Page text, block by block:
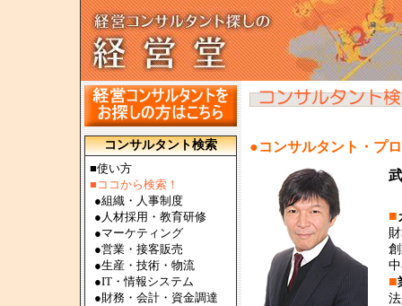
コンサルタント検索
■使い方
■ココから検索！
●組織・人事制度
● 人材採用・教育研修
●マーケティング
●営業・接客販売
●生産・技術・物流
●IT・情報システム
●財務・会計・資金調達
●コンサルタント・プ
■
■